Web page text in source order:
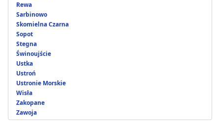
Rewa
Sarbinowo
Skomielna Czarna
Sopot
Stegna
Świnoujście
Ustka
Ustroń
Ustronie Morskie
Wisła
Zakopane
Zawoja